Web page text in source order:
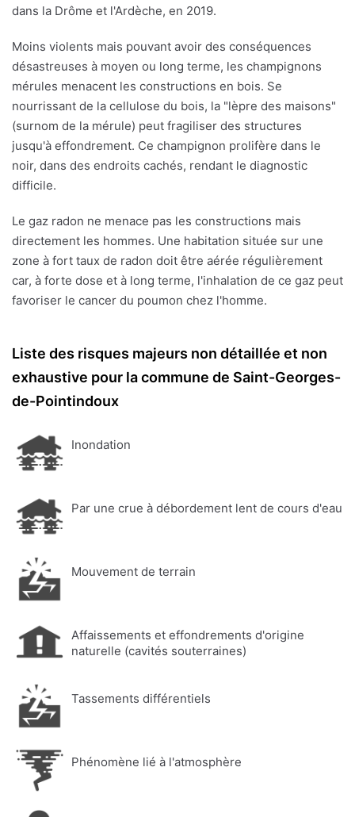
dans la Drôme et l'Ardèche, en 2019.
Moins violents mais pouvant avoir des conséquences
désastreuses à moyen ou long terme, les champignons
mérules menacent les constructions en bois. Se
nourrissant de la cellulose du bois, la "lèpre des maisons"
(surnom de la mérule) peut fragiliser des structures
jusqu'à effondrement. Ce champignon prolifère dans le
noir, dans des endroits cachés, rendant le diagnostic
difficile.
Le gaz radon ne menace pas les constructions mais
directement les hommes. Une habitation située sur une
zone à fort taux de radon doit être aérée régulièrement
car, à forte dose et à long terme, l'inhalation de ce gaz peut
favoriser le cancer du poumon chez l'homme.
Liste des risques majeurs non détaillée et non
exhaustive pour la commune de Saint-Georges-
de-Pointindoux
Inondation
Par une crue à débordement lent de cours d'eau
Mouvement de terrain
Affaissements et effondrements d'origine
naturelle (cavités souterraines)
Tassements différentiels
Phénomène lié à l'atmosphère